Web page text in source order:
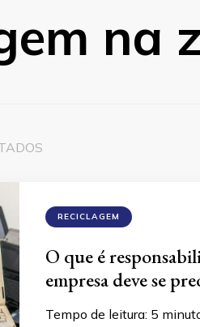
na
RECICLAGEM
O que é
empresa deve se
Tempo de leitura: 5